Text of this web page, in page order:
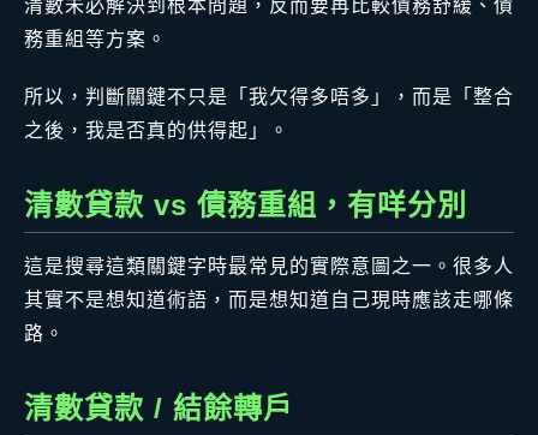
清數未必解決到根本問題，反而要再比較債務舒緩、債
務重組等方案。
所以，判斷關鍵不只是「我欠得多唔多」，而是「整合
之後，我是否真的供得起」。
清數貸款 vs 債務重組，有咩分別
這是搜尋這類關鍵字時最常見的實際意圖之一。很多人
其實不是想知道術語，而是想知道自己現時應該走哪條
路。
清數貸款 / 結餘轉戶